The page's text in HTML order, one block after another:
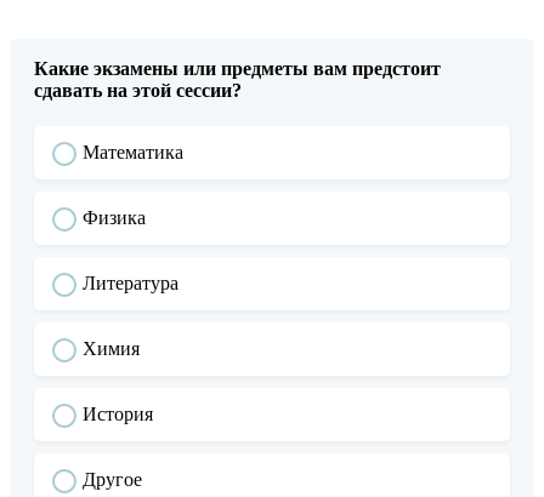
Какие экзамены или предметы вам предстоит
сдавать на этой сессии?
Математика
Физика
Литература
Химия
История
Другое